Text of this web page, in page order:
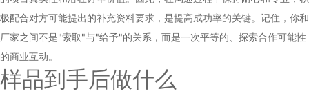
极配合对方可能提出的补充资料要求，是提高成功率的关键。记住，你和
厂家之间不是"索取"与"给予"的关系，而是一次平等的、探索合作可能性
的商业互动。
样品到手后做什么